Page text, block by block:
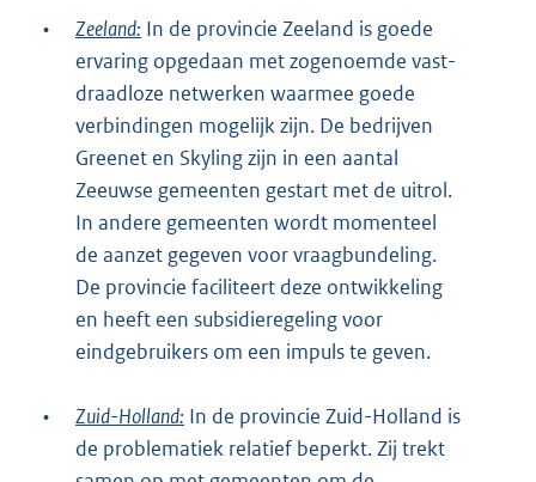
• Zeeland: In de provincie Zeeland is goede
ervaring opgedaan met zogenoemde vast-
draadloze netwerken waarmee goede
verbindingen mogelijk zijn. De bedrijven
Greenet en Skyling zijn in een aantal
Zeeuwse gemeenten gestart met de uitrol.
In andere gemeenten wordt momenteel
de aanzet gegeven voor vraagbundeling.
De provincie faciliteert deze ontwikkeling
en heeft een subsidieregeling voor
eindgebruikers om een impuls te geven.
• Zuid-Holland: In de provincie Zuid-Holland is
de problematiek relatief beperkt. Zij trekt